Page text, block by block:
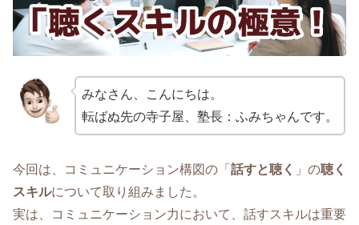
みなさん、こんにちは。
転ばぬ先の寺子屋、塾長：ふみちゃんです。
今回は、コミュニケーション構図の「 話すと聴く 」の聴く
スキルについて取り組みました。
実は、コミュニケーション力において、話すスキルは重要